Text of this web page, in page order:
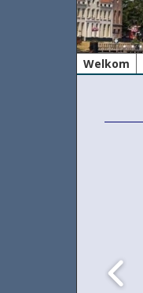
Welkom